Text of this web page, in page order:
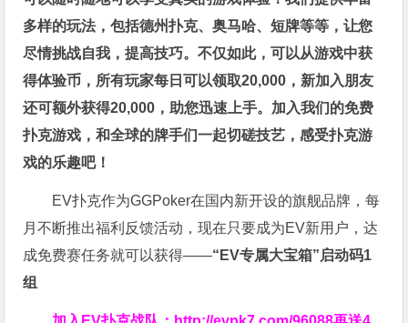
多样的玩法，包括德州扑克、奥马哈、短牌等等，让您
尽情挑战自我，提高技巧。不仅如此，可以从游戏中获
得体验币，所有玩家每日可以领取20,000，新加入朋友
还可额外获得20,000，助您迅速上手。 加入我们的免费
扑克游戏，和全球的牌手们一起切磋技艺，感受扑克游
戏的乐趣吧！
EV扑克作为GGPoker在国内新开设的旗舰品牌，每
月不断推出福利反馈活动，现在只要成为EV新用户，达
成免费赛任务就可以获得——“EV专属大宝箱”启动码1
组